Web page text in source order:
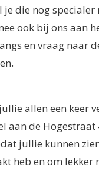
je die nog specialer
ook bij ons aan
en vraag naar
allen een keer
aan de Hogestraat
jullie kunnen
heb en om lekker